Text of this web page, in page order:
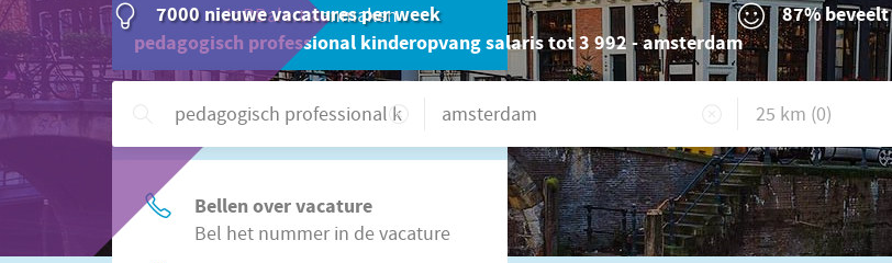
7000 nieuwe vacatures per week
87%
JoBBalert aanmaken
pedagogisch professional kinderopvang salaris tot 3 992 - amsterdam
Hulp nodig?
Bellen over vacature
Bel het nummer in de vacature